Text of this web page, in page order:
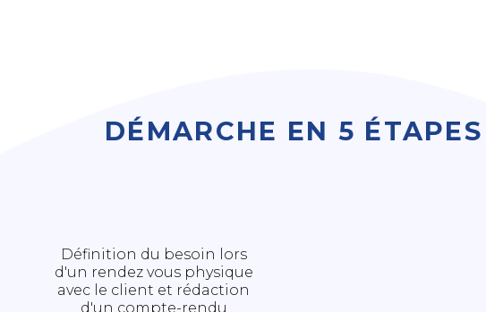
DÉMARCHE EN 5 ÉTAPES
Définition du besoin lors
d'un rendez vous physique
avec le client et rédaction
d'un compte-rendu